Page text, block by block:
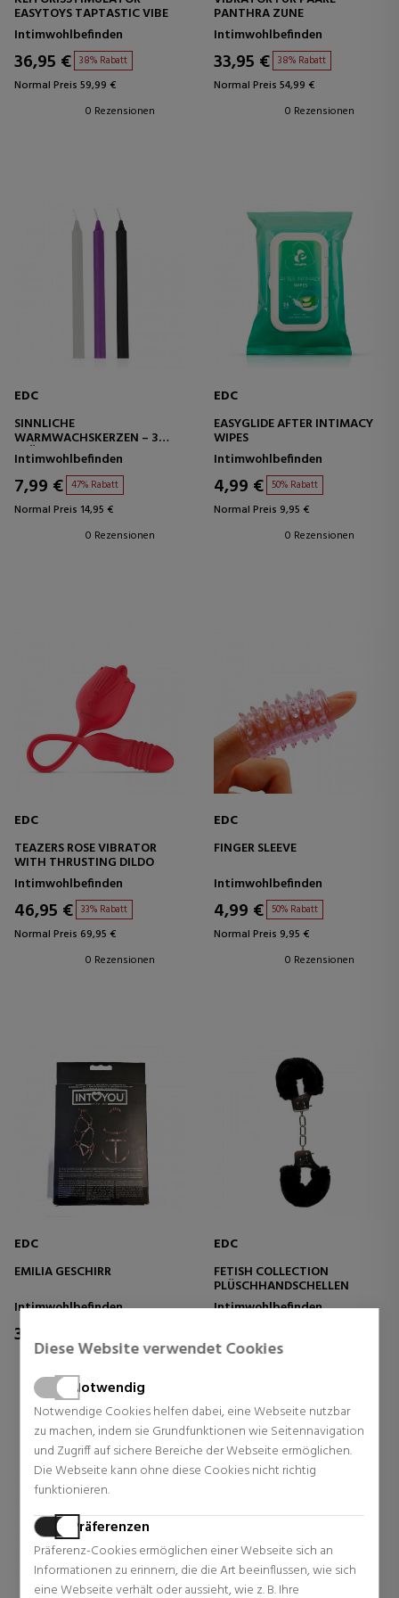
Diese Website verwendet Cookies
Notwendig
Notwendige Cookies helfen dabei, eine Webseite nutzbar
zu machen, indem sie Grundfunktionen wie Seitennavigation
und Zugriff auf sichere Bereiche der Webseite ermöglichen.
Die Webseite kann ohne diese Cookies nicht richtig
funktionieren.
Präferenzen
Präferenz-Cookies ermöglichen einer Webseite sich an
Informationen zu erinnern, die die Art beeinflussen, wie sich
eine Webseite verhält oder aussieht, wie z. B. Ihre
EASYTOYS TAPTASTIC VIBE
Intimwohlbefinden
36,95 € 38% Rabatt
Normal Preis 59,99 €
0 Rezensionen
PANTHRA ZUNE
Intimwohlbefinden
33,95 € 38% Rabatt
Normal Preis 54,99 €
0 Rezensionen
EDC
SINNLICHE
WARMWACHSKERZEN – 3
STÜCK
Intimwohlbefinden
7,99 € 47% Rabatt
Normal Preis 14,95 €
0 Rezensionen
EDC
EASYGLIDE AFTER INTIMACY
WIPES
Intimwohlbefinden
4,99 € 50% Rabatt
Normal Preis 9,95 €
0 Rezensionen
EDC
TEAZERS ROSE VIBRATOR
WITH THRUSTING DILDO
Intimwohlbefinden
46,95 € 33% Rabatt
Normal Preis 69,95 €
0 Rezensionen
EDC
FINGER SLEEVE
Intimwohlbefinden
4,99 € 50% Rabatt
Normal Preis 9,95 €
0 Rezensionen
EDC
EMILIA GESCHIRR
Intimwohlbefinden
39,95 €
EDC
FETISH COLLECTION
PLÜSCHHANDSCHELLEN
Intimwohlbefinden
Normal Preis 24,95 €